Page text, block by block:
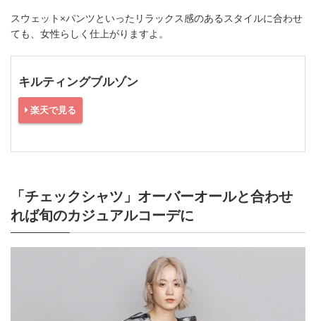
スウェット×パンツといったリラックス感のあるスタイルに合わせ
ても、女性らしく仕上がりますよ。
キルティングブルゾン
楽天で見る
「チェックシャツ」オーバーオールと合わせ
れば旬のカジュアルコーデに